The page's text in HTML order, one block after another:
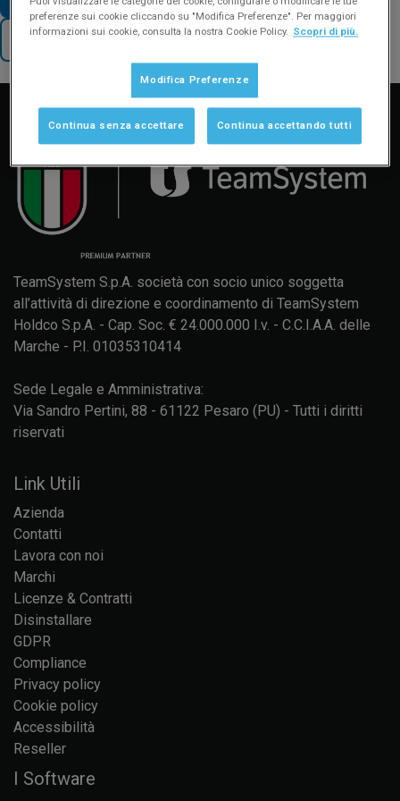
TORNA AL SUPPORTO
Formazione
TeamSystem S.p.A. società con socio unico soggetta
all’attività di direzione e coordinamento di TeamSystem
Holdco S.p.A. - Cap. Soc. € 24.000.000 I.v. - C.C.I.A.A. delle
Marche - P.I. 01035310414
Sede Legale e Amministrativa:
Via Sandro Pertini, 88 - 61122 Pesaro (PU) - Tutti i diritti
riservati
Link Utili
Azienda
Contatti
Lavora con noi
Marchi
Licenze & Contratti
Disinstallare
GDPR
Compliance
Privacy policy
Cookie policy
Accessibilità
Reseller
I Software
preferenze sui cookie cliccando su "Modifica Preferenze". Per maggiori
informazioni sui cookie, consulta la nostra Cookie Policy. Scopri di più.
Modifica Preferenze
Continua senza accettare Continua accettando tutti